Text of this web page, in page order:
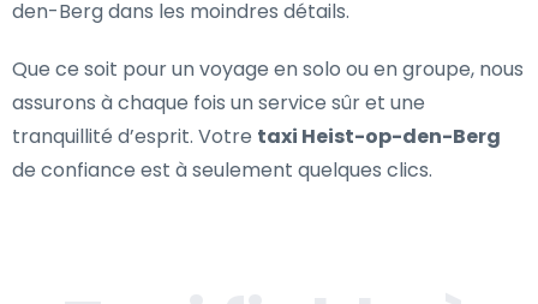
den-Berg dans les moindres détails.
Que ce soit pour un voyage en solo ou en groupe, nous
assurons à chaque fois un service sûr et une
tranquillité d’esprit. Votre taxi Heist-op-den-Berg
de confiance est à seulement quelques clics.